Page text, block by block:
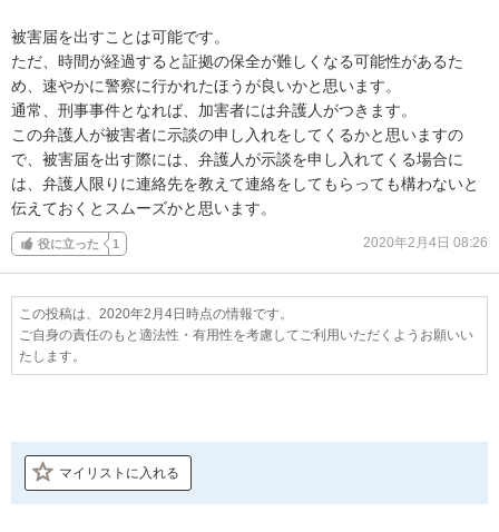
被害届を出すことは可能です。
ただ、時間が経過すると証拠の保全が難しくなる可能性があるた
め、速やかに警察に行かれたほうが良いかと思います。
通常、刑事事件となれば、加害者には弁護人がつきます。
この弁護人が被害者に示談の申し入れをしてくるかと思いますの
で、被害届を出す際には、弁護人が示談を申し入れてくる場合に
は、弁護人限りに連絡先を教えて連絡をしてもらっても構わないと
伝えておくとスムーズかと思います。
役に立った 1 2020年2月4日 08:26
この投稿は、2020年2月4日時点の情報です。
ご自身の責任のもと適法性・有用性を考慮してご利用いただくようお願いい
たします。
マイリストに入れる